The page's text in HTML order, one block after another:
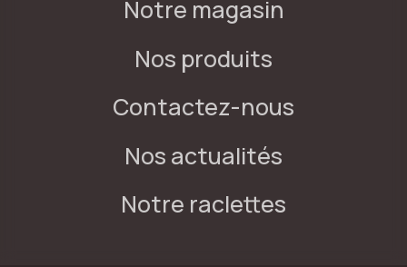
Notre magasin
Nos produits
Contactez-nous
Nos actualités
Notre raclettes